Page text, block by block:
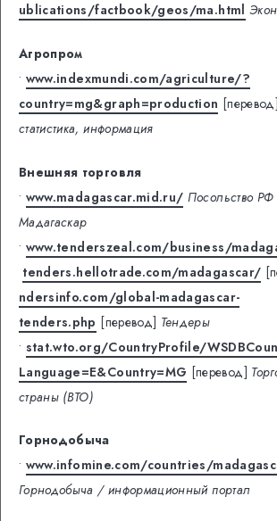
ublications/factbook/geos/ma.html
Агропром
• www.indexmundi.com/agriculture/?
country=mg&graph=production [перевод]
статистика, информация
Внешняя торговля
• www.madagascar.mid.ru/ Посольство РФ
Мадагаскар
• www.tenderszeal.com/business/
tenders.hellotrade.com/madagascar/
ndersinfo.com/global-madagascar-
tenders.php [перевод] Тендеры
• stat.wto.org/CountryProfile/
Language=E&Country=MG [перевод]
страны (ВТО)
Горнодобыча
• www.infomine.com/countries/
Горнодобыча / информационный портал